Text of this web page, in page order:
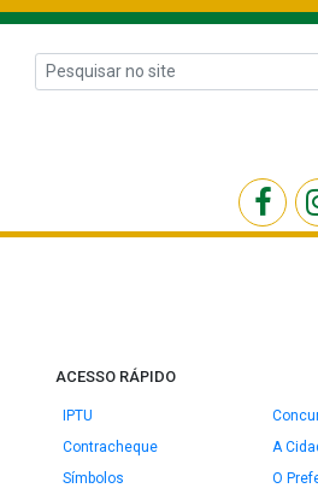
ACESSO RÁPIDO
IPTU
Contracheque
A
Símbolos
O